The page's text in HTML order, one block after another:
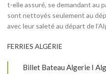
t-elle assuré, se demandant au
sont nettoyés seulement au
avec leur saleté au départ de
FERRIES ALGÉRIE
Billet Bateau Algerie I